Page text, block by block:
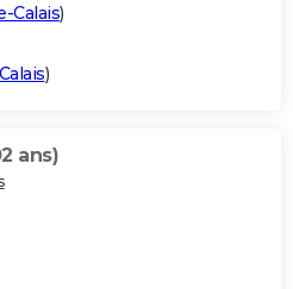
Calais)
)
ans)